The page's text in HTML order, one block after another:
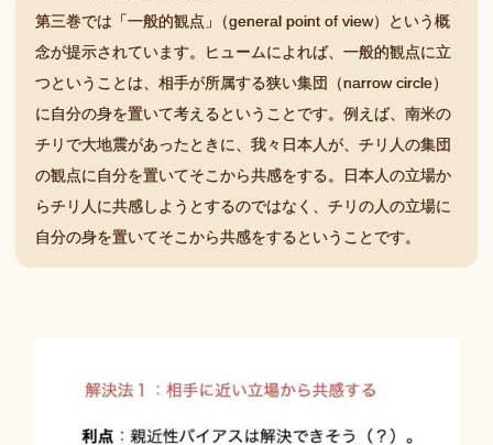
第三巻では「一般的観点 」
（general point of view）という概
念が提示されています。ヒュームによれば、一般的観点に立
つということは、相手が所属する狭い集団（narrow circle）
に自分の身を置いて考えるということです。例えば、南米の
チリで大地震があったときに、我々日本人が、チリ人の集団
の観点に自分を置いてそこから共感をする。日本人の立場か
らチリ人に共感しようとするのではなく、チリの人の立場に
自分の身を置いてそこから共感をするということです。